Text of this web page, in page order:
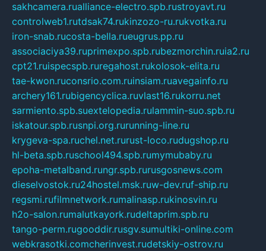
sakhcamera.rualliance-electro.spb.rustroyavt.ru
controlweb1.rutdsak74.rukinzozo-ru.rukvotka.ru
iron-snab.rucosta-bella.rueugrus.pp.ru
associaciya39.ruprimexpo.spb.rubezmorchin.ruia2.ru
cpt21.ruispecspb.ruregahost.rukolosok-elita.ru
tae-kwon.ruconsrio.com.ruinsiam.ruavegainfo.ru
archery161.rubigencyclica.ruvlast16.rukorru.net
sarmiento.spb.suextelopedia.rulammin-suo.spb.ru
iskatour.spb.rusnpi.org.rurunning-line.ru
krygeva-spa.ruchel.net.rurust-loco.rudugshop.ru
hl-beta.spb.ruschool494.spb.rumymubaby.ru
epoha-metalband.rungr.spb.rurusgosnews.com
dieselvostok.ru24hostel.msk.ruw-dev.ruf-ship.ru
regsmi.rufilmnetwork.rumalinasp.rukinosvin.ru
h2o-salon.rumalutkayork.rudeltaprim.spb.ru
tango-perm.rugooddir.rusgv.sumultiki-online.com
webkrasotki.comcherinvest.rudetskiy-ostrov.ru